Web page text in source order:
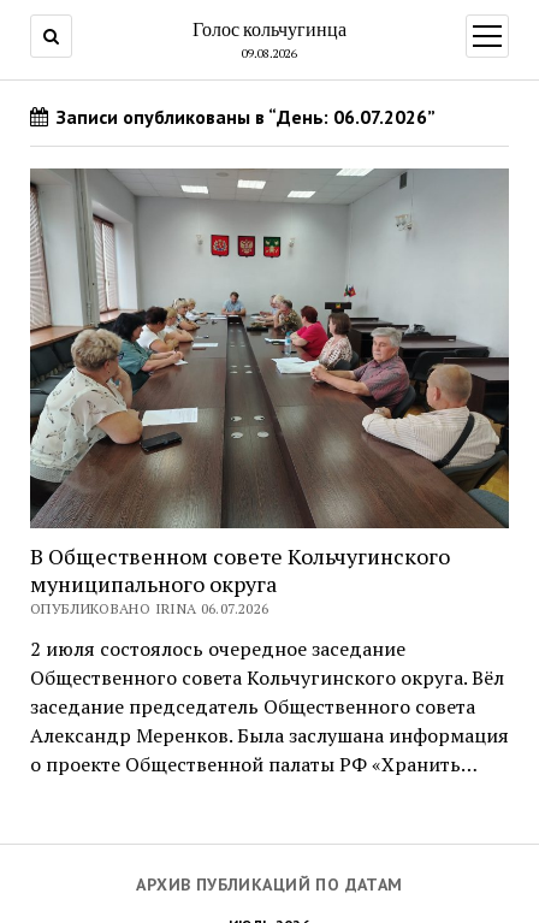
Голос кольчугинца
09.08.2026
меню
АРХИВ ПУБЛИКАЦИЙ ПО ДАТАМ
Записи опубликованы в “День: 06.07.2026”
В Общественном совете Кольчугинского
муниципального округа
ОПУБЛИКОВАНО IRINA 06.07.2026
2 июля состоялось очередное заседание
Общественного совета Кольчугинского округа. Вёл
заседание председатель Общественного совета
Александр Меренков. Была заслушана информация
о проекте Общественной палаты РФ «Хранить…